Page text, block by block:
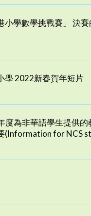
小學數學挑戰賽」 決賽
學 2022新春賀年短片
度為非華語學生提供的
(Information for NCS